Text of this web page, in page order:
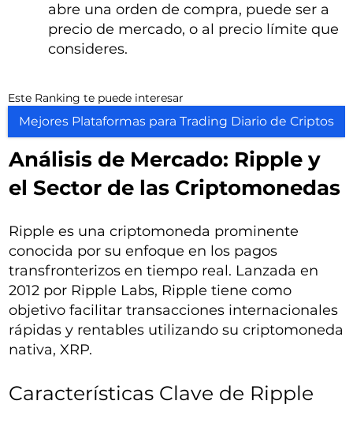
abre una orden de compra, puede ser a
precio de mercado, o al precio límite que
consideres.
Este Ranking te puede interesar
Mejores Plataformas para Trading Diario de Criptos
Análisis de Mercado: Ripple y
el Sector de las Criptomonedas
Ripple es una criptomoneda prominente
conocida por su enfoque en los pagos
transfronterizos en tiempo real. Lanzada en
2012 por Ripple Labs, Ripple tiene como
objetivo facilitar transacciones internacionales
rápidas y rentables utilizando su criptomoneda
nativa, XRP.
Características Clave de Ripple